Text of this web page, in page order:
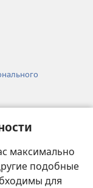
максимально
подобные
для